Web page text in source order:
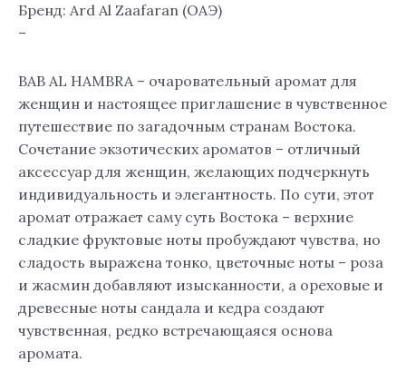
Бренд: Ard Al Zaafaran (ОАЭ)
–
BAB AL HAMBRA – очаровательный аромат для
женщин и настоящее приглашение в чувственное
путешествие по загадочным странам Востока.
Сочетание экзотических ароматов – отличный
аксессуар для женщин, желающих подчеркнуть
индивидуальность и элегантность. По сути, этот
аромат отражает саму суть Востока – верхние
сладкие фруктовые ноты пробуждают чувства, но
сладость выражена тонко, цветочные ноты – роза
и жасмин добавляют изысканности, а ореховые и
древесные ноты сандала и кедра создают
чувственная, редко встречающаяся основа
аромата.